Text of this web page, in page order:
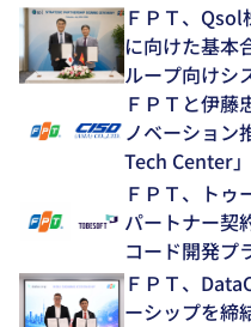
ＦＰＴ、Qsol
に向けた基本
ループ向けシ
域で中長期的
ＦＰＴと伊藤
ノベーション
Tech Center
ＦＰＴ、トゥ
パートナー契
コード開発プ
「NEXACRO
～
ＦＰＴ、
ーシップを締